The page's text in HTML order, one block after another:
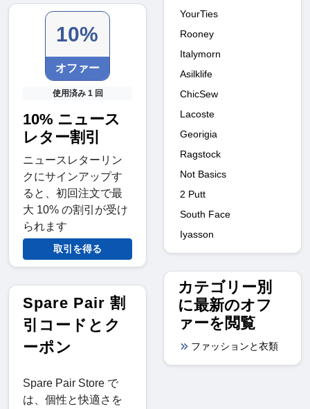
10%
オファー
使用済み 1 回
10% ニュース
レター割引
ニュースレターリン
クにサインアップす
ると、初回注文で最
大 10% の割引が受け
られます
取引を得る
Spare Pair 割
引コードとク
ーポン
Spare Pair Store で
は、個性と快適さを
YourTies
Rooney
Italymorn
Asilklife
ChicSew
Lacoste
Georigia
Ragstock
Not Basics
2 Putt
South Face
Iyasson
カテゴリー別
に最新のオフ
ァーを閲覧
ファッションと衣類